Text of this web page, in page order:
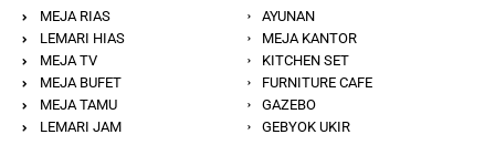
MEJA RIAS
LEMARI HIAS
MEJA TV
MEJA BUFET
MEJA TAMU
LEMARI JAM
AYUNAN
MEJA KANTOR
KITCHEN SET
FURNITURE CAFE
GAZEBO
GEBYOK UKIR